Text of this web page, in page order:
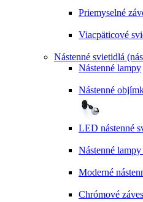
Priemyselné
Viacpäticové
Nástenné svietidlá
Nástenné lampy
Nástenné
LED nástenné
Nástenné
Moderné
Chrómové